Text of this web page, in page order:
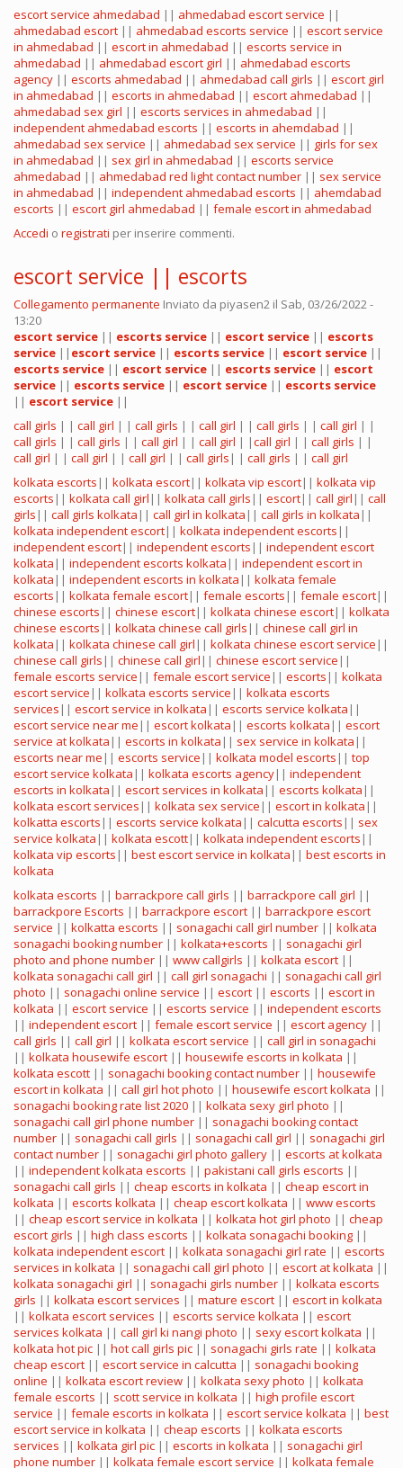
escort service ahmedabad || ahmedabad escort service ||
ahmedabad escort || ahmedabad escorts service || escort service
in ahmedabad || escort in ahmedabad || escorts service in
ahmedabad || ahmedabad escort girl || ahmedabad escorts
agency || escorts ahmedabad || ahmedabad call girls || escort girl
in ahmedabad || escorts in ahmedabad || escort ahmedabad ||
ahmedabad sex girl || escorts services in ahmedabad ||
independent ahmedabad escorts || escorts in ahemdabad ||
ahmedabad sex service || ahmedabad sex service || girls for sex
in ahmedabad || sex girl in ahmedabad || escorts service
ahmedabad || ahmedabad red light contact number || sex service
in ahmedabad || independent ahmedabad escorts || ahemdabad
escorts || escort girl ahmedabad || female escort in ahmedabad
Accedi o registrati per inserire commenti.
escort service || escorts
Collegamento permanente Inviato da piyasen2 il Sab, 03/26/2022 -
13:20
escort service || escorts service || escort service || escorts
service || escort service || escorts service || escort service ||
escorts service || escort service || escorts service || escort
service || escorts service || escort service || escorts service
|| escort service ||
call girls | | call girl | | call girls | | call girl | | call girls | | call girl | |
call girls | | call girls | | call girl | | call girl | |call girl | | call girls | |
call girl | | call girl | | call girl | | call girls | | call girls | | call girl
kolkata escorts || kolkata escort|| kolkata vip escort|| kolkata vip
escorts || kolkata call girl || kolkata call girls || escort|| call girl || call
girls || call girls kolkata || call girl in kolkata || call girls in kolkata ||
kolkata independent escort|| kolkata independent escorts ||
independent escort|| independent escorts || independent escort
kolkata || independent escorts kolkata || independent escort in
kolkata || independent escorts in kolkata || kolkata female
escorts || kolkata female escort|| female escorts || female escort||
chinese escorts || chinese escort|| kolkata chinese escort|| kolkata
chinese escorts || kolkata chinese call girls || chinese call girl in
kolkata || kolkata chinese call girl || kolkata chinese escort service ||
chinese call girls || chinese call girl || chinese escort service ||
female escorts service || female escort service || escorts || kolkata
escort service || kolkata escorts service || kolkata escorts
services || escort service in kolkata || escorts service kolkata ||
escort service near me || escort kolkata || escorts kolkata || escort
service at kolkata || escorts in kolkata || sex service in kolkata ||
escorts near me || escorts service || kolkata model escorts || top
escort service kolkata || kolkata escorts agency|| independent
escorts in kolkata || escort services in kolkata || escorts kolkata ||
kolkata escort services || kolkata sex service || escort in kolkata ||
kolkatta escorts || escorts service kolkata || calcutta escorts || sex
service kolkata || kolkata escott|| kolkata independent escorts ||
kolkata vip escorts || best escort service in kolkata || best escorts in
kolkata
kolkata escorts || barrackpore call girls || barrackpore call girl ||
barrackpore Escorts || barrackpore escort || barrackpore escort
service || kolkatta escorts || sonagachi call girl number || kolkata
sonagachi booking number || kolkata+escorts || sonagachi girl
photo and phone number || www callgirls || kolkata escort ||
kolkata sonagachi call girl || call girl sonagachi || sonagachi call girl
photo || sonagachi online service || escort || escorts || escort in
kolkata || escort service || escorts service || independent escorts
|| independent escort || female escort service || escort agency ||
call girls || call girl || kolkata escort service || call girl in sonagachi
|| kolkata housewife escort || housewife escorts in kolkata ||
kolkata escott || sonagachi booking contact number || housewife
escort in kolkata || call girl hot photo || housewife escort kolkata ||
sonagachi booking rate list 2020 || kolkata sexy girl photo ||
sonagachi call girl phone number || sonagachi booking contact
number || sonagachi call girls || sonagachi call girl || sonagachi girl
contact number || sonagachi girl photo gallery || escorts at kolkata
|| independent kolkata escorts || pakistani call girls escorts ||
sonagachi call girls || cheap escorts in kolkata || cheap escort in
kolkata || escorts kolkata || cheap escort kolkata || www escorts
|| cheap escort service in kolkata || kolkata hot girl photo || cheap
escort girls || high class escorts || kolkata sonagachi booking ||
kolkata independent escort || kolkata sonagachi girl rate || escorts
services in kolkata || sonagachi call girl photo || escort at kolkata ||
kolkata sonagachi girl || sonagachi girls number || kolkata escorts
girls || kolkata escort services || mature escort || escort in kolkata
|| kolkata escort services || escorts service kolkata || escort
services kolkata || call girl ki nangi photo || sexy escort kolkata ||
kolkata hot pic || hot call girls pic || sonagachi girls rate || kolkata
cheap escort || escort service in calcutta || sonagachi booking
online || kolkata escort review || kolkata sexy photo || kolkata
female escorts || scott service in kolkata || high profile escort
service || female escorts in kolkata || escort service kolkata || best
escort service in kolkata || cheap escorts || kolkata escorts
services || kolkata girl pic || escorts in kolkata || sonagachi girl
phone number || kolkata female escort service || kolkata female